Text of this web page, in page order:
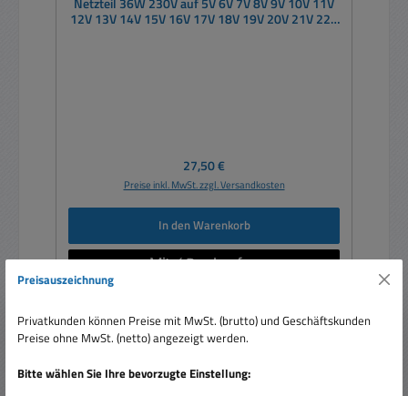
12V 13V 14V 15V 16V 17V 18V 19V 20V 21V 22V
Regulärer Preis:
27,50 €
Preise inkl. MwSt. zzgl. Versandkosten
In den Warenkorb
%Rabatt
Preisauszeichnung
Privatkunden können Preise mit MwSt. (brutto) und Geschäftskunden
Preise ohne MwSt. (netto) angezeigt werden.
Bitte wählen Sie Ihre bevorzugte Einstellung: